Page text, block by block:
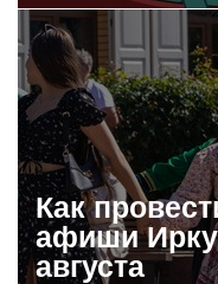
Как
афиши
августа